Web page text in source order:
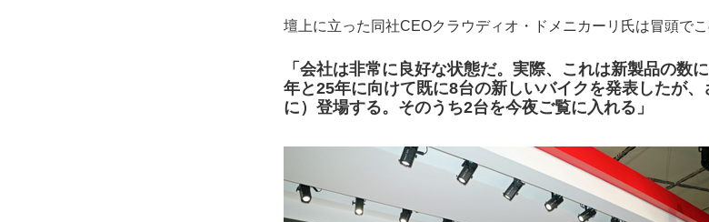
壇上に立った同社CEOクラウディオ・ドメニカーリ氏は冒頭でこ
「会社は非常に良好な状態だ。実際、これは新製品の数
年と25年に向けて既に8台の新しいバイクを発表したが
に）登場する。そのうち2台を今夜ご覧に入れる」